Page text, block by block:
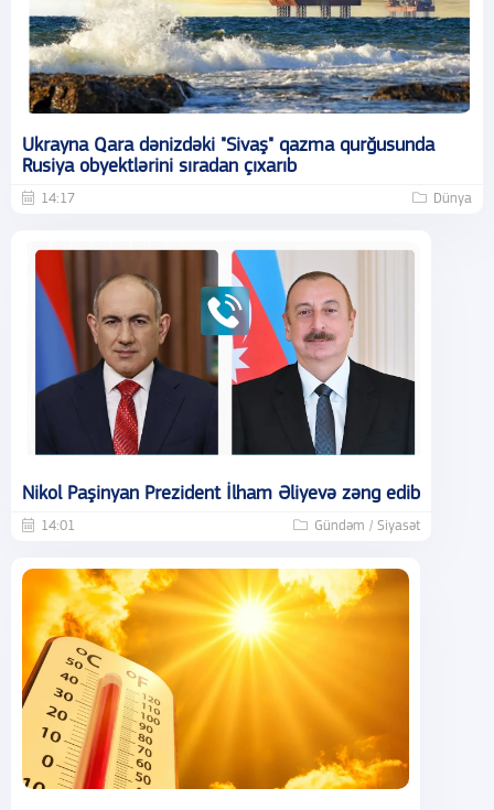
Ukrayna Qara dənizdəki "Sivaş" qazma qurğusunda
Rusiya obyektlərini sıradan çıxarıb
14:17 Dünya
Nikol Paşinyan Prezident İlham Əliyevə zəng edib
14:01 Gündəm / Siyasət